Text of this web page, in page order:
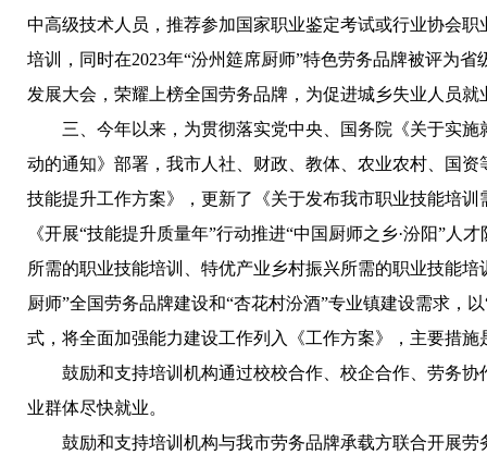
中高级技术人员，推荐参加国家职业鉴定考试或行业协会
培训，同时在2023年“汾州筵席厨师”特色劳务品牌被评为
发展大会，荣耀上榜全国劳务品牌，为促进城乡失业人员
三、今年以来，为贯彻落实党中央、国务院《关于实
动的通知》部署，我市人社、财政、教体、农业农村、国
技能提升工作方案》，更新了《关于发布我市职业技能培
《开展“技能提升质量年”行动推进“中国厨师之乡·汾阳”
所需的职业技能培训、特优产业乡村振兴所需的职业技能
厨师”全国劳务品牌建设和“杏花村汾酒”专业镇建设需求，
式，将全面加强能力建设工作列入《工作方案》，主要措施
鼓励和支持培训机构通过校校合作、校企合作、劳务
业群体尽快就业。
鼓励和支持培训机构与我市劳务品牌承载方联合开展